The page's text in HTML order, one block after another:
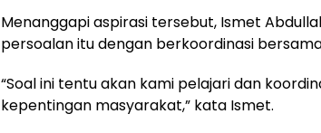
Menanggapi aspirasi tersebut, Ismet
persoalan itu dengan berkoordinasi
“Soal ini tentu akan kami pelajari dan
kepentingan masyarakat,” kata Ismet.